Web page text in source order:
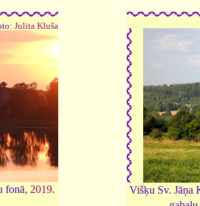
Julita Kluša
fonā, 2019.
Višķu Sv. Jāņa